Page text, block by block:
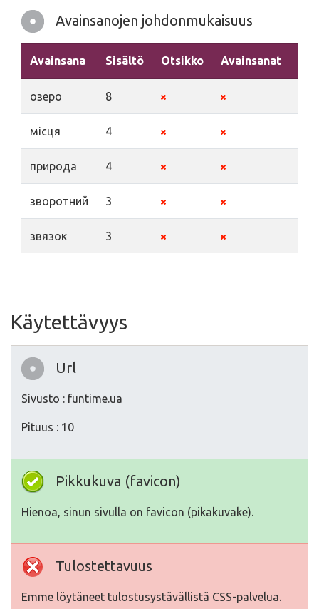
Avainsanojen johdonmukaisuus
Avainsana Sisältö Otsikko Avainsanat
озеро 8
місця 4
природа 4
зворотний 3
звязок 3
Käytettävyys
Url
Sivusto : funtime.ua
Pituus : 10
Pikkukuva (favicon)
Hienoa, sinun sivulla on favicon (pikakuvake).
Tulostettavuus
Emme löytäneet tulostusystävällistä CSS-palvelua.